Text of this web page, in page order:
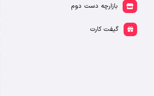
بازارچه دست دوم
گیفت کارت